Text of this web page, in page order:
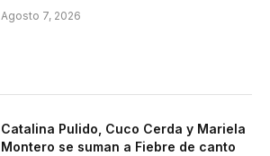
Agosto 7, 2026
Catalina Pulido, Cuco Cerda y Mariela
Montero se suman a Fiebre de canto